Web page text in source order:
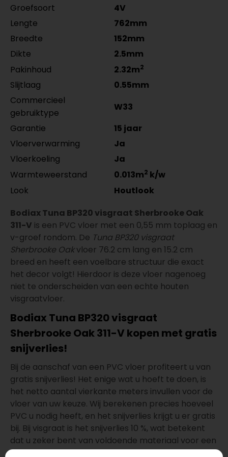
Groefsoort
4V
Lengte
762mm
Breedte
152mm
Dikte
2.5mm
Pakinhoud
2.32m2
Slijtlaag
0.55mm
Commercieel
gebruiktype
W33
Garantie
15 jaar
Vloerverwarming
Ja
Vloerkoeling
Ja
Warmteweerstand
0.013m2 k/w
Look
Houtlook
Bodiax Tuna BP320 visgraat Sherbrooke Oak
311-V is een PVC vloer met een 0,55 mm toplaag en
v-groef rondom. De Tuna BP320 visgraat
Sherbrooke Oakvloer 76.2 cm lang en 15.2 cm
breed en heeft een voelbare structuur die exact
het decor volgt! Hierdoor is deze vloer nagenoeg
niet te onderscheiden van een echte houten
visgraatvloer.
Bodiax Tuna BP320 visgraat
Sherbrooke Oak 311-V kopen met gratis
snijverlies!
Bij de aanschaf van een PVC vloer profiteert u van
gratis snijverlies! Het enige wat u hoeft te doen, is
het netto aantal vierkante meters invullen voor de
vloer van uw keuze. Wij berekenen precies hoeveel
PVC u nodig heeft, en het snijverlies krijgt u er gratis
bij. Bij visgraat is het snijverlies 10 %, wat betekent
dat u zeker bent van voldoende materiaal voor een
perfect resultaat. U betaalt dus alleen voor de